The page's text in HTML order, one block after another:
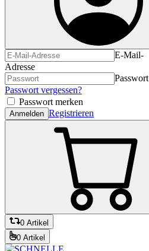
E-Mail-
Adresse
Passwort
Passwort vergessen?
Passwort merken
Anmelden Registrieren
0 Artikel
0 Artikel